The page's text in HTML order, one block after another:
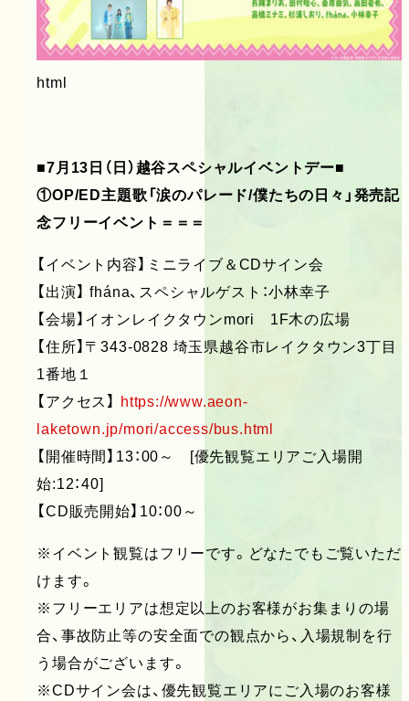
html
■7月13日（日）越谷スペシャルイベントデー■
①OP/ED主題歌「涙のパレード/僕たちの日々」発売記
念フリーイベント＝＝＝
【イベント内容】ミニライブ＆CDサイン会
【出演】 fhána、スペシャルゲスト：小林幸子
【会場】イオンレイクタウンmori 1F木の広場
【住所】〒343-0828 埼玉県越谷市レイクタウン3丁目
1番地１
【アクセス】 https://www.aeon-
laketown.jp/mori/access/bus.html
【開催時間】13：00～ [優先観覧エリアご入場開
始:12：40]
【CD販売開始】10：00～
※イベント観覧はフリーです。どなたでもご覧いただ
けます。
※フリーエリアは想定以上のお客様がお集まりの場
合、事故防止等の安全面での観点から、入場規制を行
う場合がございます。
※CDサイン会は、優先観覧エリアにご入場のお客様